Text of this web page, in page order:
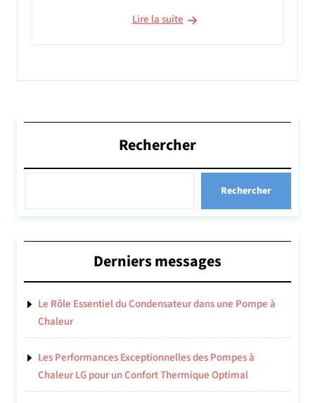
Lire la suite
Rechercher
Rechercher
Derniers messages
Le Rôle Essentiel du Condensateur dans une Pompe à
Chaleur
Les Performances Exceptionnelles des Pompes à
Chaleur LG pour un Confort Thermique Optimal